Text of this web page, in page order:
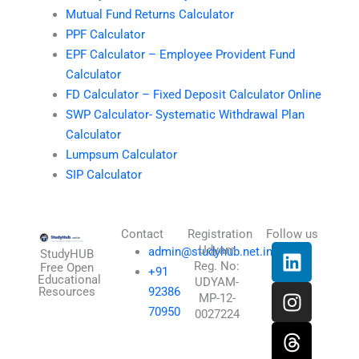
Mutual Fund Returns Calculator
PPF Calculator
EPF Calculator – Employee Provident Fund
Calculator
FD Calculator – Fixed Deposit Calculator Online
SWP Calculator- Systematic Withdrawal Plan
Calculator
Lumpsum Calculator
SIP Calculator
StudyHUB
Free Open
Educational
Resources
Contact
admin@studyhub.net.in
+91
92386
70950
Registration
Udyam
Reg. No:
UDYAM-
MP-12-
0027224
Follow us
L
i
n
k
e
d
I
n
s
t
a
g
T
h
r
e
a
d
X
-
t
w
i
t